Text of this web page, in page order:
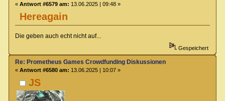
Hereagain
« Antwort #6579 am: 13.06.2025 | 09:48 »
Die geben auch echt nicht auf...
Gespeichert
JS
Re: Prometheus Games Crowdfunding Diskussionen
« Antwort #6580 am: 13.06.2025 | 10:07 »